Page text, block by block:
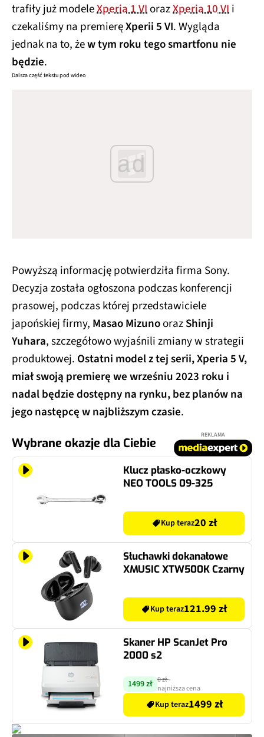
trafiły już modeleXperia 1 VIorazXperia 10 VIi
czekaliśmy na premieręXperii 5 VI. Wygląda
jednak na to, żew tym roku tego smartfonu nie
będzie.
Dalsza część tekstu pod wideo
ad
Powyższą informację potwierdziła firma Sony.
Decyzja została ogłoszona podczas konferencji
prasowej, podczas której przedstawiciele
japońskiej firmy, Masao MizunoorazShinji
Yuhara, szczegółowo wyjaśnili zmiany w strategii
produktowej. Ostatni model z tej serii, Xperia 5 V,
miał swoją premierę we wrześniu 2023 roku i
nadal będzie dostępny na rynku, bez planów na
jego następcę w najbliższym czasie.
Wybrane okazje dla Ciebie
REKLAMA
Klucz płasko-oczkowy
NEO TOOLS 09-325
Kup teraz20 zł
Słuchawki dokanałowe
XMUSIC XTW500K Czarny
Kup teraz121.99 zł
Skaner HP ScanJet Pro
2000 s2
1499 zł 0 zł-
najniższa cena
Kup teraz1499 zł